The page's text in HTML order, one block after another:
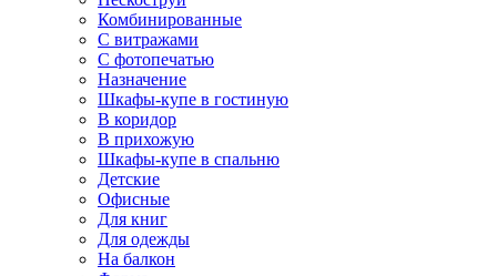
Комбинированные
С витражами
С фотопечатью
Назначение
Шкафы-купе в гостиную
В коридор
В прихожую
Шкафы-купе в спальню
Детские
Офисные
Для книг
Для одежды
На балкон